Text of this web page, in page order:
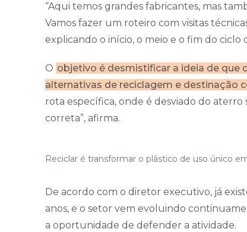
“Aqui temos grandes fabricantes, mas
Vamos fazer um roteiro com visitas
explicando o início, o meio e o fim do ciclo
O objetivo é desmistificar a ideia de que
alternativas de reciclagem e destinação
rota específica, onde é desviado do aterro
correta”, afirma.
Reciclar é transformar o plástico de uso único
De acordo com o diretor executivo, já
anos, e o setor vem evoluindo
a oportunidade de defender a atividade.